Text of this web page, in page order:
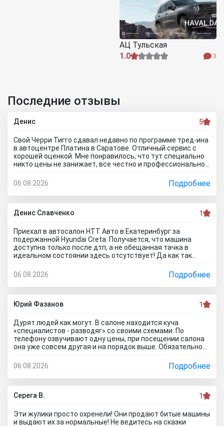
АЦ Тульская
1.0
3
Последние отзывы
Денис 5
Свой Черри Тигго сдавал недавно по программе тред-ина
в автоцентре Платина в Саратове. Отличный сервис с
хорошей оценкой. Мне понравилось, что тут специально
никто цены не занижает, все честно и профессионально.
предложили подготовку провести тут в салоне. Для
клиента это важно, самому возиться не надо. Сделали
все быстро и поставили нормальную цену. Теперь буду
ждать , пока тачку продадут, не сомневаюсь , что быстро
справятся так как тут работают профессионалы.
06.08.2026 Подробнее
Денис Славченко 1
Приехал в автосалон НТТ Авто в Екатеринбург за
подержанной Hyundai Creta. Получается, что машина
доступна только после дтп, а не обещанная тачка в
идеальном состоянии здесь отсутствует! Да как так
почти не ездила! Я ушел из салона, потому что мне такой
расклад не подходит. Битое авто я могу купить и с рук и
намного дешевле, чем тут... Сожаления только о
потерянном времени которого можно было избежать
если бы я почитал отзывы об автоцентре Нтт авто до
82В.
06.08.2026 Подробнее
Юрий Фазанов 1
Дурят людей как могут. В салоне находится куча
«специалистов - разводяг» со своими схемами. По
телефону озвучивают одну цены, при посещении салона
она уже совсем другая и на порядок выше. Обязательное
соответственно цена на авто вырастет на приличную
сумму. По телефону озвучивают каско якобы первый год в
подарок, а потом на ваше усмотрение и страхование
жизни не обязательно, если работа не связана с риском
для жизни. Автомобиль типо находится на складе.
привезут его. Какой будет автомобиль? По отзывам об
автосалоне Авиатор были случаи со скрученным
06.08.2026 Подробнее
Серега В. 1
Эти жулики просто охренели! Они продают битые машины
и выдают их за нормальные! Не ведитесь на сказки